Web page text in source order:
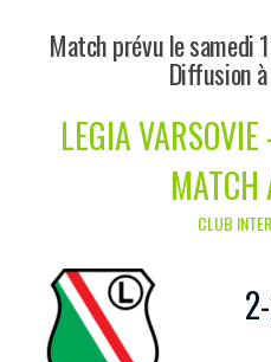
Match prévu le samedi
Diffusion
LEGIA
CLUB
2-